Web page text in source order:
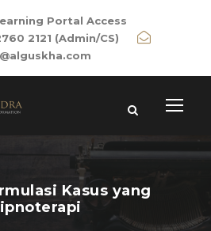
Portal Access
2121 (Admin/CS)
Kasus yang